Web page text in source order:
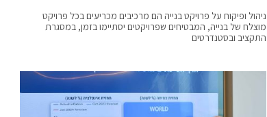
ניהול ופיקוח על פרויקט בנייה הם מרכיבים מכריעים בכל פרויקט
מוצלח של בנייה, המבטיחים שפרויקטים יסתיימו בזמן, במסגרת
התקציב ובסטנדרטים